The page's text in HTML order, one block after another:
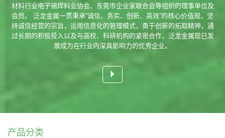
材料行业电子锡焊料业协会、东莞市企业家联合会等组织的理事单位及
会员。 泛龙金属一贯秉承“诚信、务实、创新、高效”的核心价值观，坚
持诚信经营的宗旨，运用信息化的管理模式，勇于创新的拓取精神，通
过长期的积极投入以及与高校、科研机构的紧密合作，泛龙金属现已发
展成为在行业内深具影响力的优秀企业。
产品分类